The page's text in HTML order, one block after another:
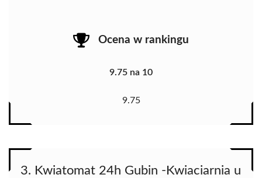
Ocena w rankingu
9.75 na 10
9.75
3. Kwiatomat 24h Gubin -Kwiaciarnia u